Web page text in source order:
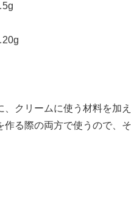
クリームに使う材料を加
作る際の両方で使うので、